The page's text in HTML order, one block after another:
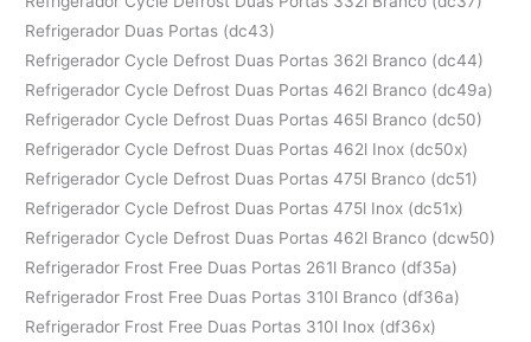
Refrigerador Duas Portas (dc43)
Refrigerador Cycle Defrost Duas Portas 362l Branco (dc44)
Refrigerador Cycle Defrost Duas Portas 462l Branco (dc49a)
Refrigerador Cycle Defrost Duas Portas 465l Branco (dc50)
Refrigerador Cycle Defrost Duas Portas 462l Inox (dc50x)
Refrigerador Cycle Defrost Duas Portas 475l Branco (dc51)
Refrigerador Cycle Defrost Duas Portas 475l Inox (dc51x)
Refrigerador Cycle Defrost Duas Portas 462l Branco (dcw50)
Refrigerador Frost Free Duas Portas 261l Branco (df35a)
Refrigerador Frost Free Duas Portas 310l Branco (df36a)
Refrigerador Frost Free Duas Portas 310l Inox (df36x)